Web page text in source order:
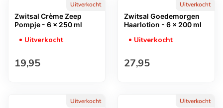
Uitverkocht
Zwitsal Crème Zeep
Pompje - 6 x 250 ml
Uitverkocht
Normale prijs
19,95
Uitverkocht
Zwitsal Goedemorgen
Haarlotion - 6 x 200 ml
Uitverkocht
Normale prijs
27,95
Uitverkocht Uitverkocht